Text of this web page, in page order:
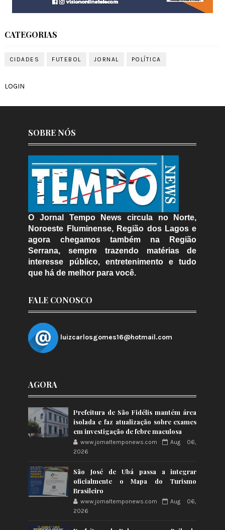
CATEGORIAS
CIDADES FUTEBOL JORNAL POLÍTICA
LOGIN
SOBRE NÓS
O Jornal Tempo News circula no Norte,
Noroeste Fluminense, Região dos Lagos e
agora chegamos também na Região
Serrana, sempre trazendo matérias de
interesse público, entretenimento e tudo
que há de melhor para você.
FALE CONOSCO
luizcarlosgomes16@hotmail.com
AGORA
Prefeitura de São Fidélis mantém área
isolada e faz atualização sobre exames
em investigação de febre maculosa
www.jornaltemponews.com
Aug 06,
2026
São José de Ubá passa a integrar
oficialmente o Mapa do Turismo
Brasileiro
www.jornaltemponews.com
Aug 06,
2026